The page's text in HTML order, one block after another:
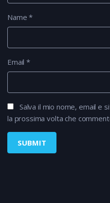
Name*
Email*
Salva il mio nome, email e
la prossima volta che